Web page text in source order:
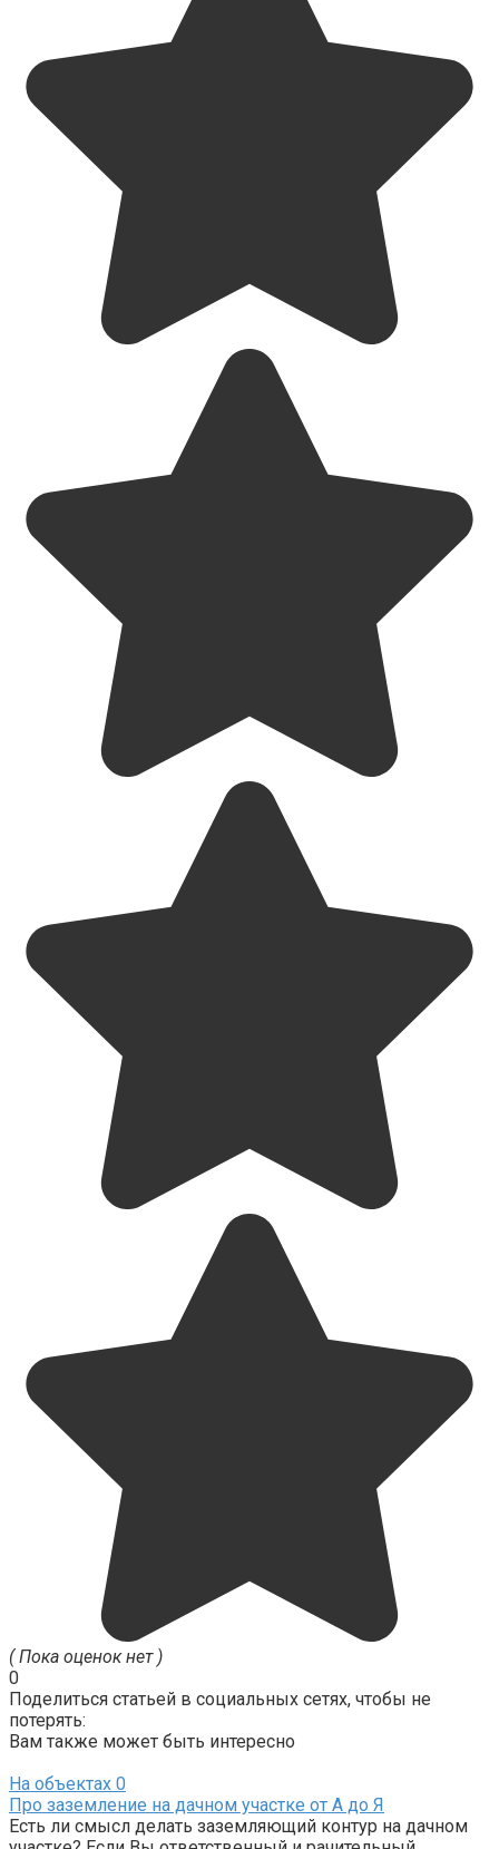
( Пока оценок нет )
0
Поделиться статьей в социальных сетях, чтобы не
потерять:
Вам также может быть интересно
На объектах 0
Про заземление на дачном участке от А до Я
Есть ли смысл делать заземляющий контур на дачном